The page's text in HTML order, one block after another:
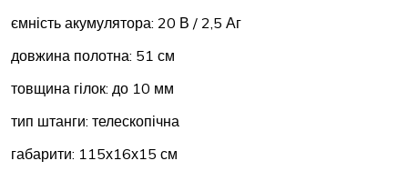
ємність акумулятора: 20 В / 2,5 Аг
довжина полотна: 51 см
товщина гілок: до 10 мм
тип штанги: телескопічна
габарити: 115х16х15 см